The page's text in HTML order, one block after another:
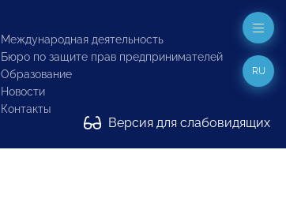
Международная деятельность
Бюро по защите прав предпринимателей
Образование
Новости
Контакты
Версия для слабовидящих
RU